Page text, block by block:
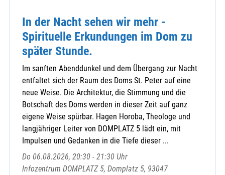
In der Nacht sehen wir mehr -
Spirituelle Erkundungen im Dom zu
später Stunde.
Im sanften Abenddunkel und dem Übergang zur Nacht
entfaltet sich der Raum des Doms St. Peter auf eine
neue Weise. Die Architektur, die Stimmung und die
Botschaft des Doms werden in dieser Zeit auf ganz
eigene Weise spürbar. Hagen Horoba, Theologe und
langjähriger Leiter von DOMPLATZ 5 lädt ein, mit
Impulsen und Gedanken in die Tiefe dieser ...
Do 06.08.2026, 20:30 - 21:30 Uhr
Infozentrum DOMPLATZ 5, Domplatz 5, 93047